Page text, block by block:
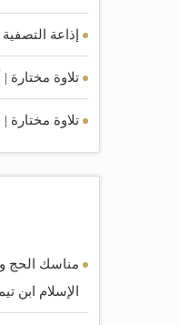
إذاعة
تلاوة مختارة
تلاوة
مناسك الحج
الإسلام ابن